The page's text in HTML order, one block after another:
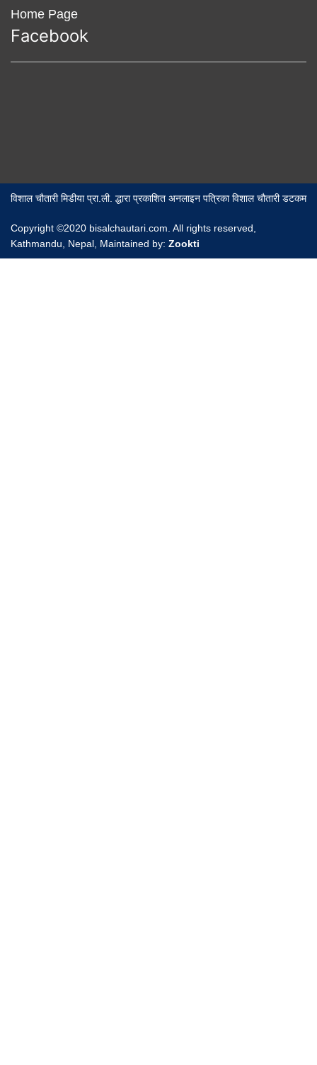
Home Page
Facebook
विशाल चौतारी मिडीया प्रा.ली. द्धारा प्रकाशित अनलाइन पत्रिका विशाल चौतारी डटकम
Copyright ©2020 bisalchautari.com. All rights reserved,
Kathmandu, Nepal, Maintained by: Zookti